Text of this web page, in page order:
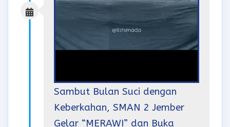
Sambut Bulan Suci dengan
Keberkahan, SMAN 2 Jember
Gelar “MERAWI” dan Buka